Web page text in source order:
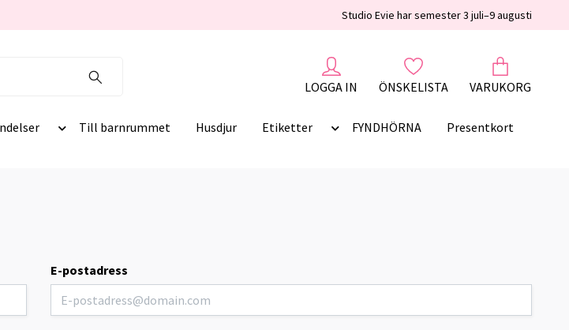
Studio Evie har semester 3 juli–9 augusti
LOGGA IN ÖNSKELISTA VARUKORG
Till barnrummet Husdjur Etiketter FYNDHÖRNA
Presentkort
E-postadress